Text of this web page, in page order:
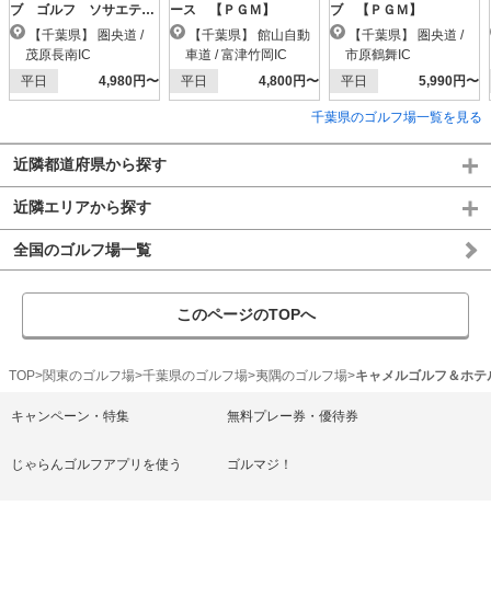
ブ ゴルフ ソサエテ
ィ 【ＰＧＭ】
茂原長南IC
平日
4,980円〜
ース 【ＰＧＭ】
車道 / 富津竹岡IC
平日
4,800円〜
ブ 【ＰＧＭ】
市原鶴舞IC
平日
5,990円〜
千葉県のゴルフ場一覧を見る
近隣都道府県から探す
近隣エリアから探す
全国のゴルフ場一覧
このページのTOPへ
TOP 関東のゴルフ場 千葉県のゴルフ場 夷隅のゴルフ場 キャメルゴルフ＆ホテ
キャンペーン・特集 無料プレー券・優待券
じゃらんゴルフアプリを使う ゴルマジ！